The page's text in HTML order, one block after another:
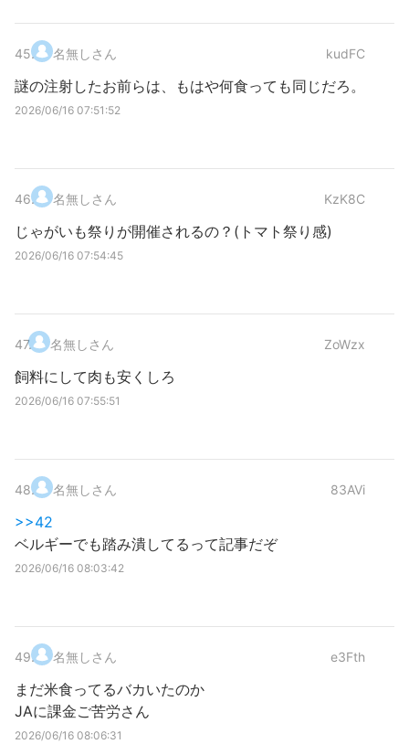
45. 名無しさん kudFC
謎の注射したお前らは、もはや何食っても同じだろ。
2026/06/16 07:51:52
46. 名無しさん KzK8C
じゃがいも祭りが開催されるの？(トマト祭り感)
2026/06/16 07:54:45
47. 名無しさん ZoWzx
飼料にして肉も安くしろ
2026/06/16 07:55:51
48. 名無しさん 83AVi
>>42
ベルギーでも踏み潰してるって記事だぞ
2026/06/16 08:03:42
49. 名無しさん e3Fth
まだ米食ってるバカいたのか
JAに課金ご苦労さん
2026/06/16 08:06:31